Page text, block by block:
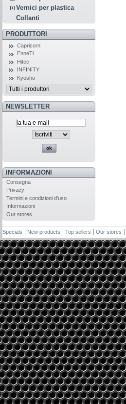
Vernici per plastica
Collanti
PRODUTTORI
Capricorn
EnneTi
Hitec
INFINITY
Kyosho
NEWSLETTER
INFORMAZIONI
Consegna
Privacy
Termini e condizioni d'uso
Informazioni
Our stores
Specials New products Top sellers Our stores